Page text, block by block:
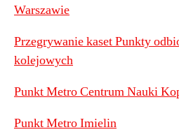
Warszawie
Przegrywanie kaset Punkty
kolejowych
Punkt Metro Centrum Nauki
Punkt Metro Imielin